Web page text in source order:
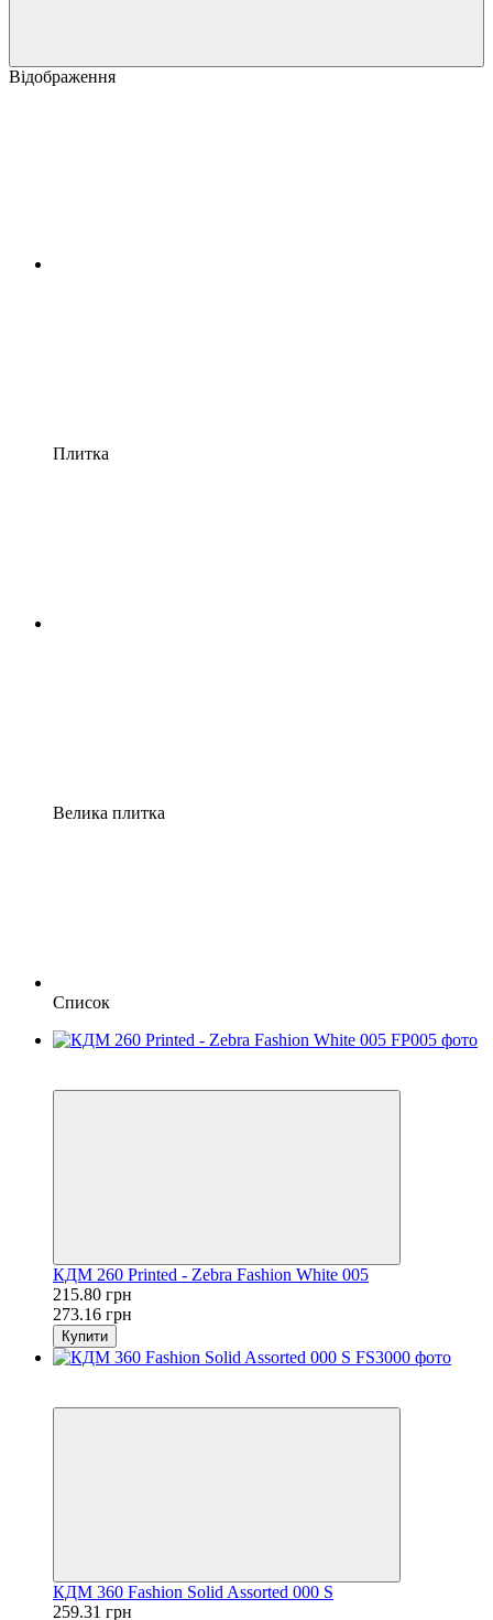
Відображення
Плитка
Велика плитка
Список
КДМ 260 Printed - Zebra Fashion White 005
215.80 грн
273.16 грн
Купити
КДМ 360 Fashion Solid Assorted 000 S
259.31 грн